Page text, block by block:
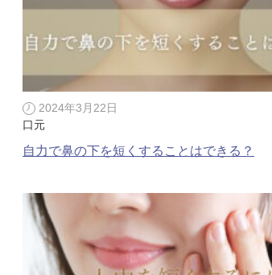
ニンニク注射
ニキビ・肌荒れ点滴
ナノメッドVAエッセンス
2024年3月22日
口元
自力で鼻の下を短くすることはできる？